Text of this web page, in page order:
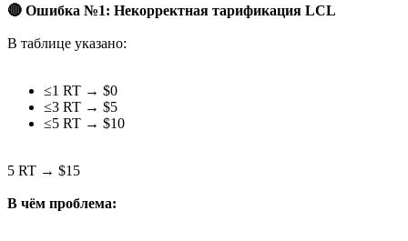
🔴 Ошибка №1: Некорректная тарификация LCL
В таблице указано:
≤1 RT → $0
≤3 RT → $5
≤5 RT → $10
5 RT → $15
В чём проблема: